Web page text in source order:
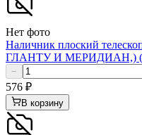
Нет фото
Наличник плоский
ГЛАНТУ И МЕРИДИАН,)
−
576 ₽
В корзину